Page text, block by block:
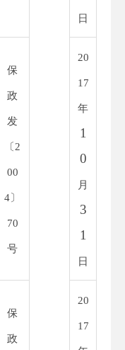
日
保
政
发
〔 2
00
4〕
70
号
20
1 7
年
1
0
月
3
1
日
保
政
20
1 7